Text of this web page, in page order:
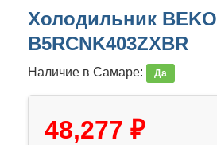
Холодильник BEKO
B5RCNK403ZXBR
Наличие в Самаре: Да
48,277 ₽